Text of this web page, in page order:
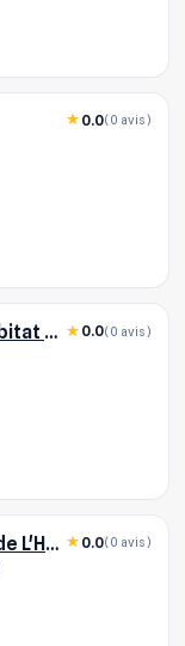
0.0(0 avis)
Lorraine Imprégnation Habitat SARL 0.0(0 avis)
Centre de L'Amélioration de L'Habit 0.0(0 avis)